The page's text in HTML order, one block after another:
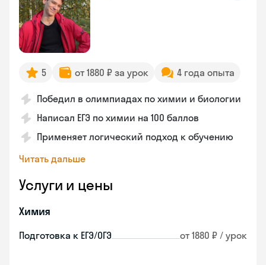
5 от 1880 ₽ за урок 4 года опыта
Победил в олимпиадах по химии и биологии
Написал ЕГЭ по химии на 100 баллов
Применяет логический подход к обучению
Читать дальше
Услуги и цены
Химия
Подготовка к ЕГЭ/ОГЭ от 1880 ₽ / урок